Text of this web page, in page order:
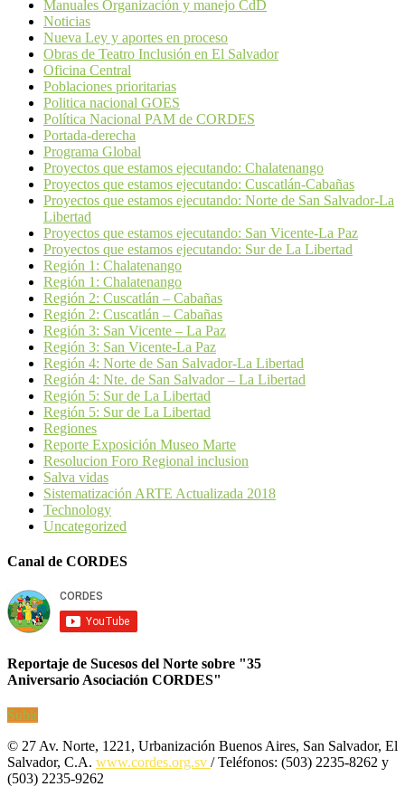
Manuales Organización y manejo CdD
Noticias
Nueva Ley y aportes en proceso
Obras de Teatro Inclusión en El Salvador
Oficina Central
Poblaciones prioritarias
Politica nacional GOES
Política Nacional PAM de CORDES
Portada-derecha
Programa Global
Proyectos que estamos ejecutando: Chalatenango
Proyectos que estamos ejecutando: Cuscatlán-Cabañas
Proyectos que estamos ejecutando: Norte de San Salvador-La
Libertad
Proyectos que estamos ejecutando: San Vicente-La Paz
Proyectos que estamos ejecutando: Sur de La Libertad
Región 1: Chalatenango
Región 1: Chalatenango
Región 2: Cuscatlán – Cabañas
Región 2: Cuscatlán – Cabañas
Región 3: San Vicente – La Paz
Región 3: San Vicente-La Paz
Región 4: Norte de San Salvador-La Libertad
Región 4: Nte. de San Salvador – La Libertad
Región 5: Sur de La Libertad
Región 5: Sur de La Libertad
Regiones
Reporte Exposición Museo Marte
Resolucion Foro Regional inclusion
Salva vidas
Sistematización ARTE Actualizada 2018
Technology
Uncategorized
Canal de CORDES
Reportaje de Sucesos del Norte sobre "35
Aniversario Asociación CORDES"
Subir
© 27 Av. Norte, 1221, Urbanización Buenos Aires, San Salvador, El
Salvador, C.A. www.cordes.org.sv / Teléfonos: (503) 2235-8262 y
(503) 2235-9262